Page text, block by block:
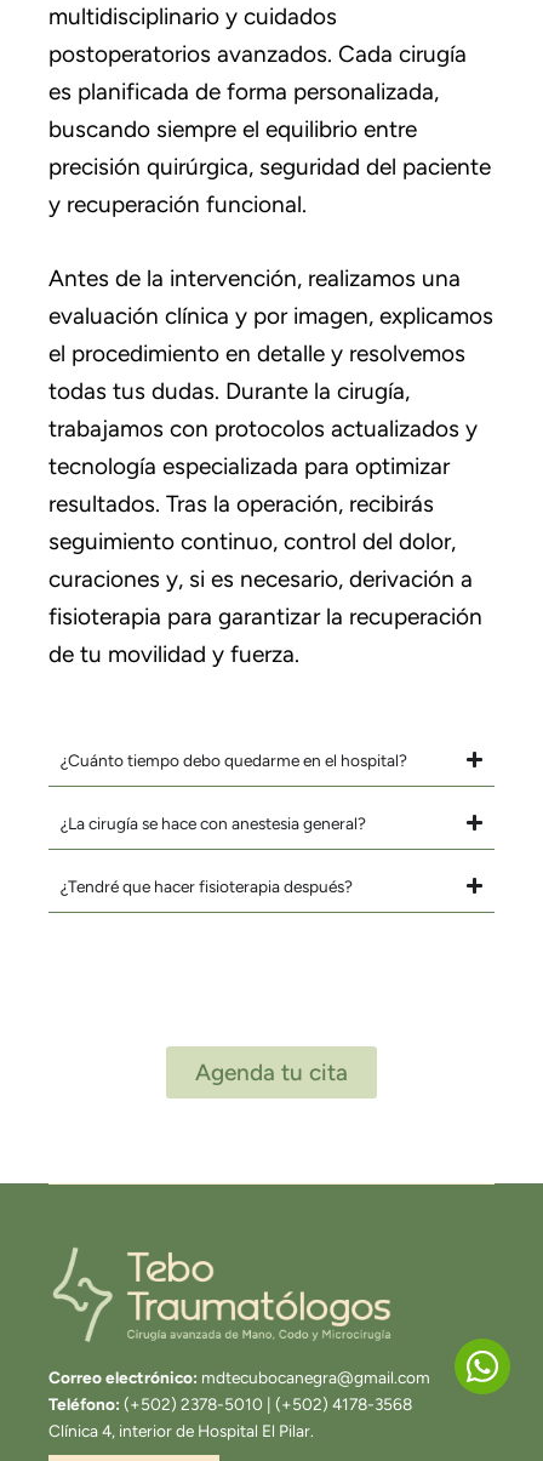
multidisciplinario y cuidados
postoperatorios avanzados. Cada cirugía
es planificada de forma personalizada,
buscando siempre el equilibrio entre
precisión quirúrgica, seguridad del paciente
y recuperación funcional.
Antes de la intervención, realizamos una
evaluación clínica y por imagen, explicamos
el procedimiento en detalle y resolvemos
todas tus dudas. Durante la cirugía,
trabajamos con protocolos actualizados y
tecnología especializada para optimizar
resultados. Tras la operación, recibirás
seguimiento continuo, control del dolor,
curaciones y, si es necesario, derivación a
fisioterapia para garantizar la recuperación
de tu movilidad y fuerza.
¿Cuánto tiempo debo quedarme en el hospital?
¿La cirugía se hace con anestesia general?
¿Tendré que hacer fisioterapia después?
Agenda tu cita
Correo electrónico: mdtecubocanegra@gmail.com
Teléfono: (+502) 2378-5010 | (+502) 4178-3568
Clínica 4, interior de Hospital El Pilar.